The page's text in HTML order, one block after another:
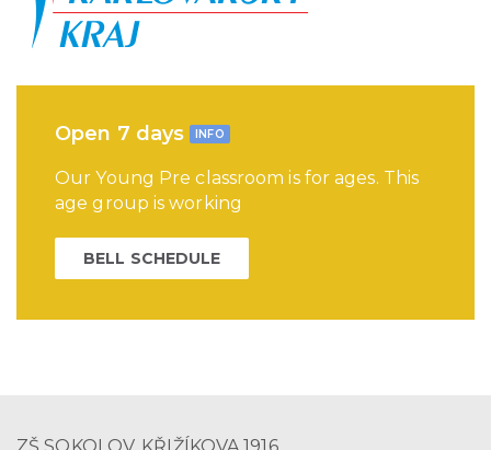
Open 7 days INFO
Our Young Pre classroom is for ages. This
age group is working
BELL SCHEDULE